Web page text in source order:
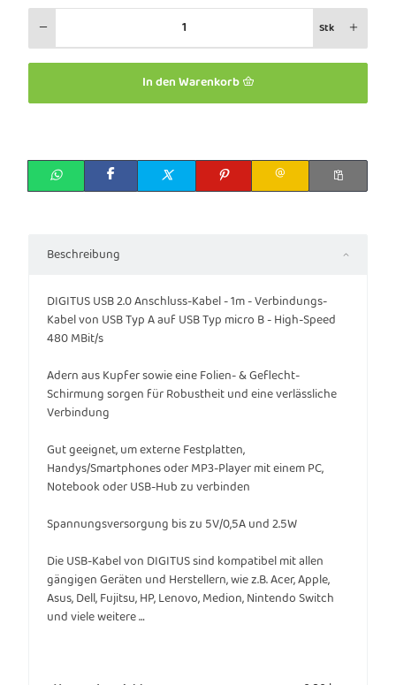
Stk
In den Warenkorb
Beschreibung
DIGITUS USB 2.0 Anschluss-Kabel - 1m - Verbindungs-
Kabel von USB Typ A auf USB Typ micro B - High-Speed
480 MBit/s
Adern aus Kupfer sowie eine Folien- & Geflecht-
Schirmung sorgen für Robustheit und eine verlässliche
Verbindung
Gut geeignet, um externe Festplatten,
Handys/Smartphones oder MP3-Player mit einem PC,
Notebook oder USB-Hub zu verbinden
Spannungsversorgung bis zu 5V/0,5A und 2.5W
Die USB-Kabel von DIGITUS sind kompatibel mit allen
gängigen Geräten und Herstellern, wie z.B. Acer, Apple,
Asus, Dell, Fujitsu, HP, Lenovo, Medion, Nintendo Switch
und viele weitere …